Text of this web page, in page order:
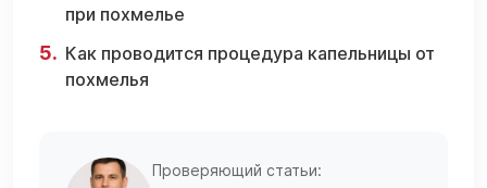
при похмелье
Как проводится процедура капельницы от
похмелья
Проверяющий статьи: